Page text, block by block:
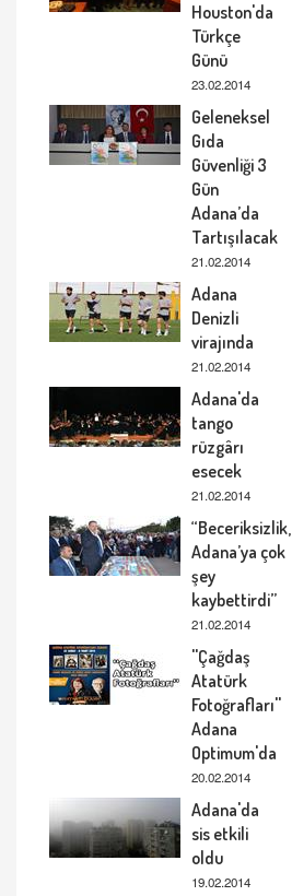
Houston'da
Türkçe
Günü
23.02.2014
Geleneksel
Gıda
Güvenliği 3
Gün
Adana’da
Tartışılacak
21.02.2014
Adana
Denizli
virajında
21.02.2014
Adana'da
tango
rüzgârı
esecek
21.02.2014
“Beceriksizlik,
Adana’ya çok
şey
kaybettirdi”
21.02.2014
''Çağdaş
Atatürk
Fotoğrafları''
Adana
Optimum'da
20.02.2014
Adana'da
sis etkili
oldu
19.02.2014